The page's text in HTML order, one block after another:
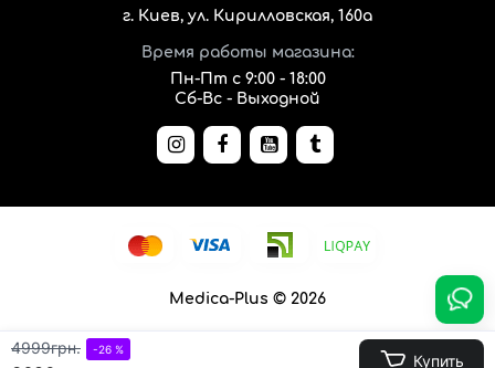
4999грн. -26 %
Купить
г. Киев, ул. Кирилловская, 160а
Время работы магазина:
Пн-Пт с 9:00 - 18:00
Сб-Вс - Выходной
Medica-Plus © 2026